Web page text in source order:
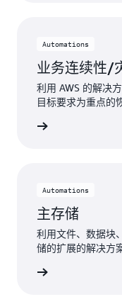
Automations
业务连续性/
利用 AWS 的解决
目标要求为重点的
Automations
主存储
利用文件、数据块
储的扩展的解决方